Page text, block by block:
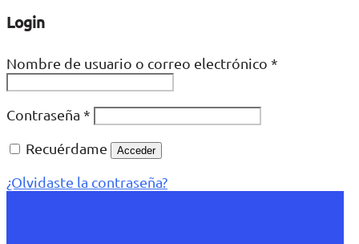
Login
Nombre de usuario o correo electrónico *
Contraseña *
Recuérdame
Acceder
¿Olvidaste la contraseña?